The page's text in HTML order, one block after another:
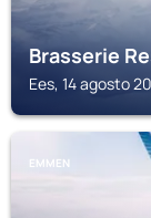
Brasserie
Ees, 14 agosto
EMMEN